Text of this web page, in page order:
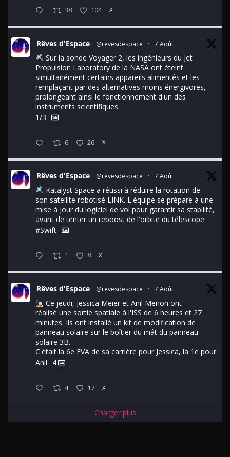
38 104 X
Rêves d'Espace @revesdespace · 7 Août
Sur la sonde Voyager 2, les ingénieurs du Jet
Propulsion Laboratory de la NASA ont éteint
simultanément certains appareils alimentés et les
remplaçant par des alternatives moins énergivores,
prolongeant ainsi le fonctionnement d'un des
instruments scientifiques.
1/3
6 26 X
Rêves d'Espace @revesdespace · 7 Août
Katalyst Space a réussi à réduire la rotation de
son satellite robotisé LINK. L'équipe se prépare à une
mise à jour du logiciel de vol pour garantir sa stabilité,
avant de tenter un reboost de l'orbite du télescope
#Swift
1 8 X
Rêves d'Espace @revesdespace · 7 Août
Ce jeudi, Jessica Meier et Anil Menon ont
réalisé une sortie spatiale à l'ISS de 6 heures et 27
minutes. Ils ont installé un kit de modification de
panneau solaire sur le boîtier du mât du panneau
solaire 3B.
C'était la 6e EVA de sa carrière pour Jessica, la 1e pour
Anil
4
4 17 X
Charger plus